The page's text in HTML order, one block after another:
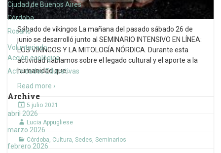
Ciudad de Buenos Aires
Córdoba
Rosario
Voluntariado
Acción ecológica
Actividades Educativas
Archive
abril 2026
marzo 2026
febrero 2026
Sábado de vikingos La mañana del pasado sábado 26 de
junio se desarrolló junto al SEMINARIO INTENSIVO EN LÍNEA:
LOS VIKINGOS Y LA MITOLOGÍA NÓRDICA. Durante esta
actividad hablamos sobre el legado cultural y el aporte a la
humanidad que…
Read more ›
5 julio 2021
Lucia Appugliese
Córdoba, Cultura, Sedes, Seminarios